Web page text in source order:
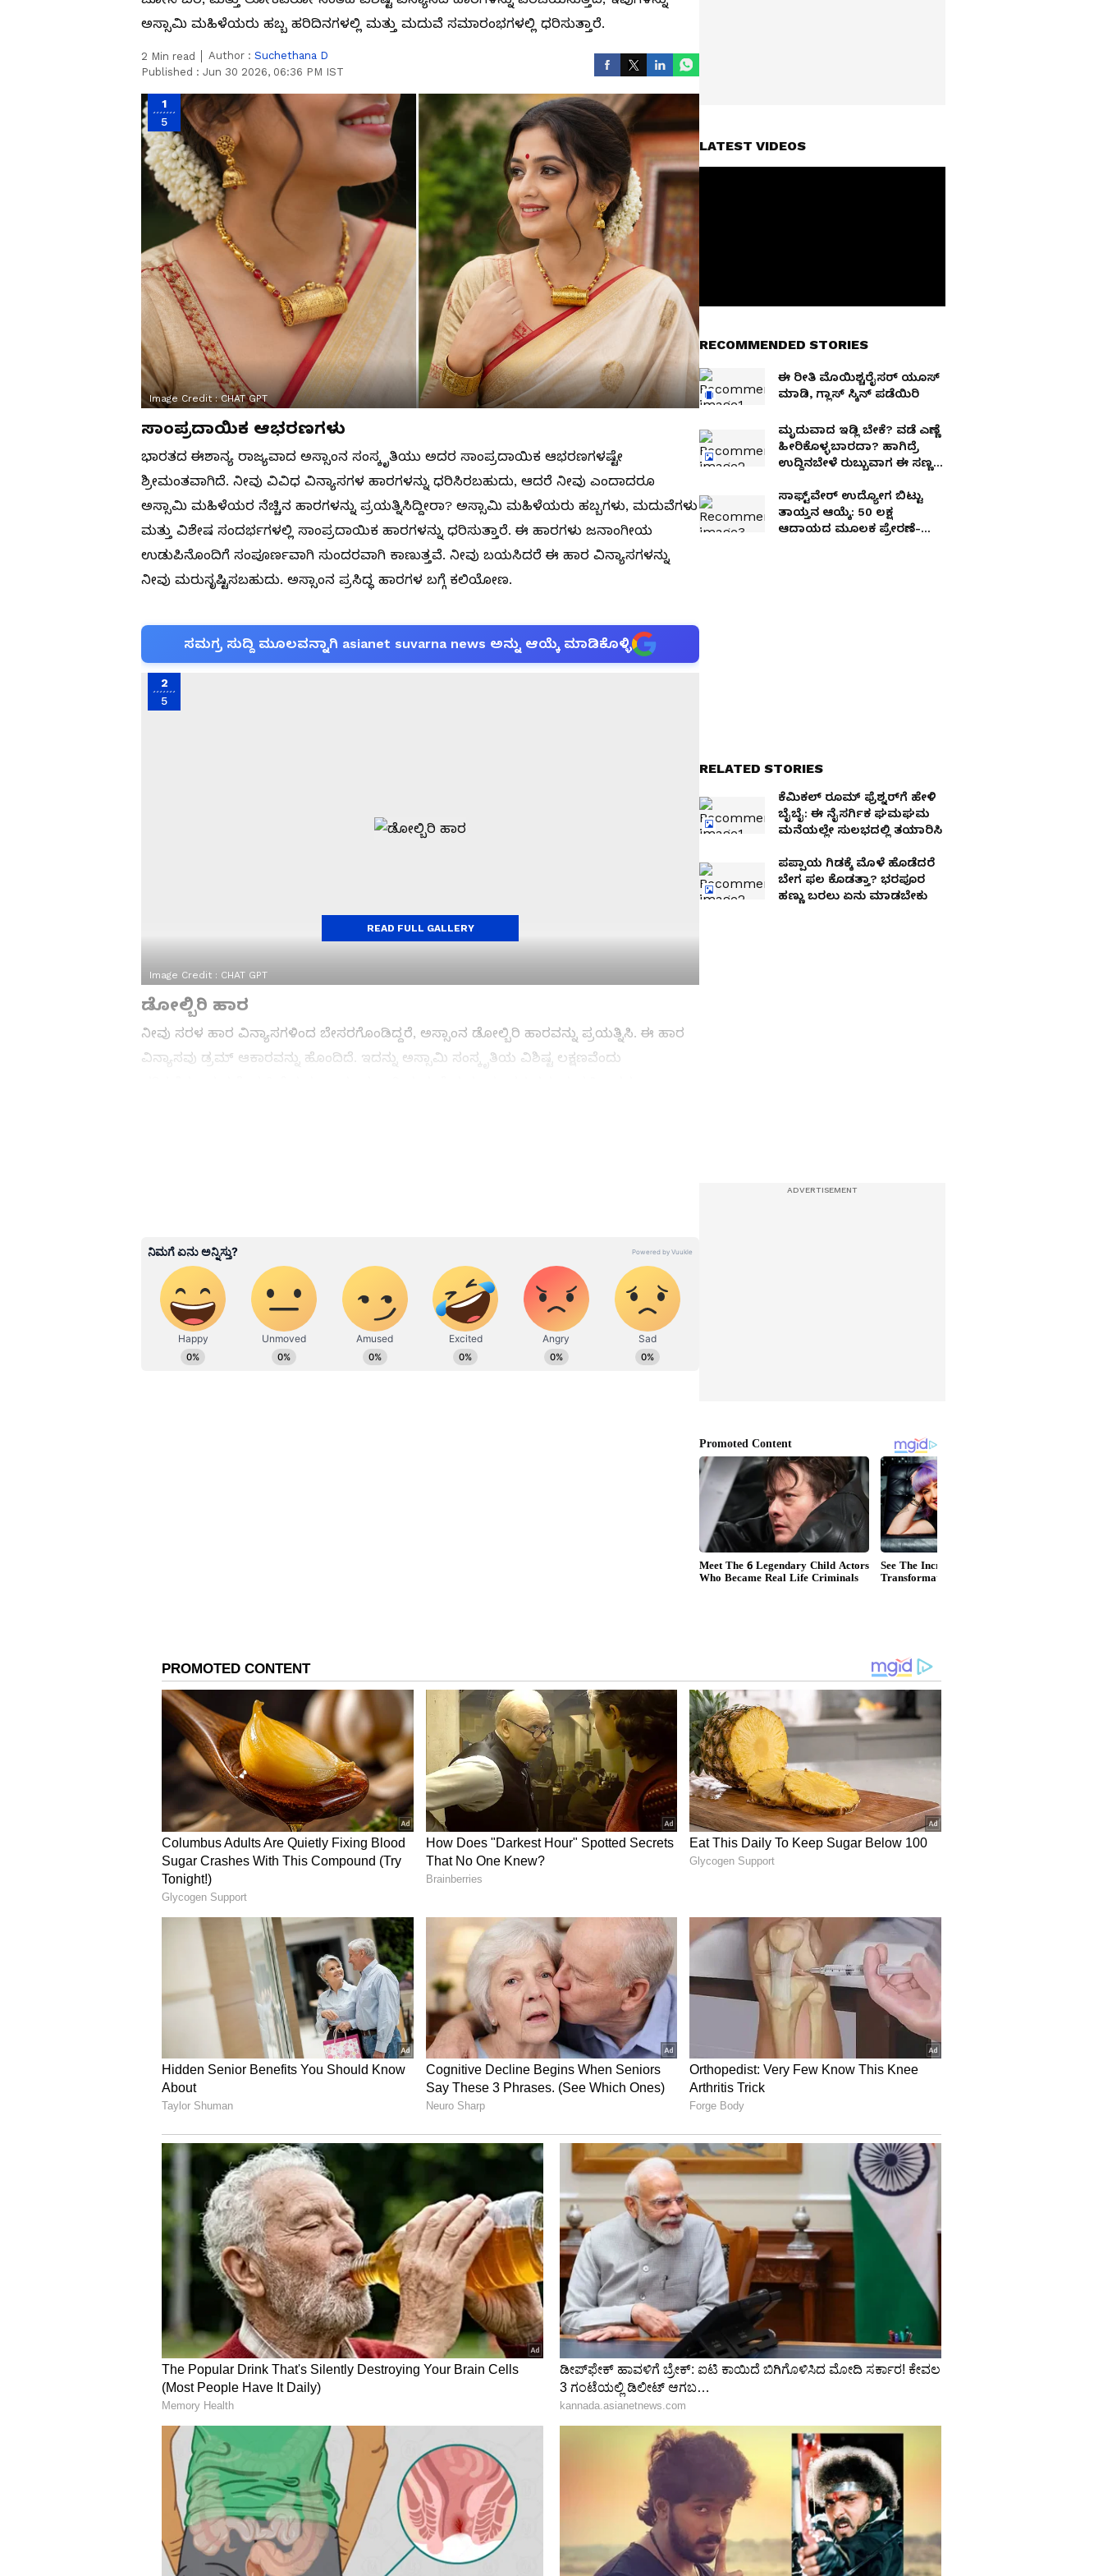
ಅಸ್ಸಾಮಿ ಮಹಿಳೆಯರು ಹಬ್ಬ ಹರಿದಿನಗಳಲ್ಲಿ ಮತ್ತು ಮದುವೆ ಸಮಾರಂಭಗಳಲ್ಲಿ ಧರಿಸುತ್ತಾರೆ.
2 Min read Author : Suchethana D
Published : Jun 30 2026, 06:36 PM IST
1
5
Image Credit :CHAT GPT
ಸಾಂಪ್ರದಾಯಿಕ ಆಭರಣಗಳು
ಭಾರತದ ಈಶಾನ್ಯ ರಾಜ್ಯವಾದ ಅಸ್ಸಾಂನ ಸಂಸ್ಕೃತಿಯು ಅದರ ಸಾಂಪ್ರದಾಯಿಕ ಆಭರಣಗಳಷ್ಟೇ
ಶ್ರೀಮಂತವಾಗಿದೆ. ನೀವು ವಿವಿಧ ವಿನ್ಯಾಸಗಳ ಹಾರಗಳನ್ನು ಧರಿಸಿರಬಹುದು, ಆದರೆ ನೀವು ಎಂದಾದರೂ
ಅಸ್ಸಾಮಿ ಮಹಿಳೆಯರ ನೆಚ್ಚಿನ ಹಾರಗಳನ್ನು ಪ್ರಯತ್ನಿಸಿದ್ದೀರಾ? ಅಸ್ಸಾಮಿ ಮಹಿಳೆಯರು ಹಬ್ಬಗಳು, ಮದುವೆಗಳು
ಮತ್ತು ವಿಶೇಷ ಸಂದರ್ಭಗಳಲ್ಲಿ ಸಾಂಪ್ರದಾಯಿಕ ಹಾರಗಳನ್ನು ಧರಿಸುತ್ತಾರೆ. ಈ ಹಾರಗಳು ಜನಾಂಗೀಯ
ಉಡುಪಿನೊಂದಿಗೆ ಸಂಪೂರ್ಣವಾಗಿ ಸುಂದರವಾಗಿ ಕಾಣುತ್ತವೆ. ನೀವು ಬಯಸಿದರೆ ಈ ಹಾರ ವಿನ್ಯಾಸಗಳನ್ನು
ನೀವು ಮರುಸೃಷ್ಟಿಸಬಹುದು. ಅಸ್ಸಾಂನ ಪ್ರಸಿದ್ಧ ಹಾರಗಳ ಬಗ್ಗೆ ಕಲಿಯೋಣ.
ಸಮಗ್ರ ಸುದ್ದಿ ಮೂಲವನ್ನಾಗಿ asianet suvarna news ಅನ್ನು ಆಯ್ಕೆ ಮಾಡಿಕೊಳ್ಳಿ
2
5
Image Credit : CHAT GPT
ಡೋಲ್ಬಿರಿ ಹಾರ
ನೀವು ಸರಳ ಹಾರ ವಿನ್ಯಾಸಗಳಿಂದ ಬೇಸರಗೊಂಡಿದ್ದರೆ, ಅಸ್ಸಾಂನ ಡೋಲ್ಬಿರಿ ಹಾರವನ್ನು ಪ್ರಯತ್ನಿಸಿ. ಈ ಹಾರ
ವಿನ್ಯಾಸವು ಡ್ರಮ್ ಆಕಾರವನ್ನು ಹೊಂದಿದೆ. ಇದನ್ನು ಅಸ್ಸಾಮಿ ಸಂಸ್ಕೃತಿಯ ವಿಶಿಷ್ಟ ಲಕ್ಷಣವೆಂದು
ಬೈಬೈ: ಈ ನೈಸರ್ಗಿಕ ಘಮಘಮ
ಮನೆಯಲ್ಲೇ ಸುಲಭದಲ್ಲಿ ತಯಾರಿಸಿ
ಹಣ್ಣು ಬರಲು ಏನು ಮಾಡಬೇಕು
Image Credit :INSTAGRAM
ಜೋನ್‌ಬಿರಿ ಹಾರ
ಈ ಹಾರವನ್ನು ಅಸ್ಸಾಂನಲ್ಲಿ ಜನಪ್ರಿಯ ಹಾರವೆಂದು ಪರಿಗಣಿಸಲಾಗಿದೆ. ಇದರ ವಿನ್ಯಾಸ ಅರ್ಧ ಚಂದ್ರ ಅಥವಾ
ಅರ್ಧಚಂದ್ರಾಕೃತಿಯನ್ನು ಹೋಲುತ್ತದೆ. ಚಿನ್ನದಿಂದ ರಚಿಸಲಾದ ಈ ಹಾರವು ಸಾಂಪ್ರದಾಯಿಕ ಮೇಖೇಲಾ-
ಚಾದರ್ ಜೊತೆಗೆ ಅದ್ಭುತವಾಗಿ ಕಾಣುತ್ತದೆ. ಯಾವುದೇ ವಿಶೇಷ ಸಾಂಪ್ರದಾಯಿಕ ಹಬ್ಬಕ್ಕಾಗಿ ಮಾಡಿದ ಈ
ಹಾರವನ್ನು ಸಹ ನೀವು ಪಡೆಯಬಹುದು. ಈ ಹಾರವನ್ನು ಹೆಚ್ಚು ಅಥವಾ ಕಡಿಮೆ ಚಿನ್ನದಿಂದ ಮರುಸೃಷ್ಟಿಸಿ ಮತ್ತು
ಎದ್ದು ಕಾಣುವಂತೆ ಮಾಡಿ.
4
5
Image Credit :INSTAGRAM
ಲೋಕಪರೋ ನೆಕ್ಲೇಸ್
ಅಸ್ಸಾಂನ ಪ್ರಸಿದ್ಧ ಲೋಕಪರೋ ನೆಕ್ಲೇಸ್ ಎರಡು ಪಾರಿವಾಳಗಳ ವಿನ್ಯಾಸವನ್ನು ಹೊಂದಿದೆ. ಮಹಿಳೆಯರು
ಇದನ್ನು ಪ್ರೀತಿ ಮತ್ತು ಅದೃಷ್ಟದ ಸಂಕೇತವೆಂದು ಪರಿಗಣಿಸುತ್ತಾರೆ. ಸಾಂಪ್ರದಾಯಿಕ ಅಸ್ಸಾಮಿ ವಧುಗಳು
ಮದುವೆಗಳ ಸಮಯದಲ್ಲಿ ಈ ನೆಕ್ಲೇಸ್ ಅನ್ನು ಧರಿಸುತ್ತಾರೆ. ಯಾವುದೇ ವಿಶೇಷ ಸಂದರ್ಭಕ್ಕಾಗಿ ನೀವು ಅಂತಹ
ನೆಕ್ಲೇಸ್‌ಗಳನ್ನು ಆನ್‌ಲೈನ್‌ನಲ್ಲಿ ಆರ್ಡರ್ ಮಾಡಬಹುದು. ನೀವು ಎಂದಾದರೂ ಅಸ್ಸಾಂಗೆ ಭೇಟಿ ನೀಡುತ್ತಿದ್ದರೆ,
READ FULL GALLERY
LATEST VIDEOS
RECOMMENDED STORIES
ಈ ರೀತಿ ಮೊಯಿಶ್ಚರೈಸರ್ ಯೂಸ್
ಮಾಡಿ, ಗ್ಲಾಸ್ ಸ್ಕಿನ್ ಪಡೆಯಿರಿ
ಮೃದುವಾದ ಇಡ್ಲಿ ಬೇಕೆ? ವಡೆ ಎಣ್ಣೆ
ಹೀರಿಕೊಳ್ಳಬಾರದಾ? ಹಾಗಿದ್ರೆ
ಉದ್ದಿನಬೇಳೆ ರುಬ್ಬುವಾಗ ಈ ಸಣ್ಣ
ಸಾಫ್ಟ್​ವೇರ್​ ಉದ್ಯೋಗ ಬಿಟ್ಟು
ತಾಯ್ತನ ಆಯ್ಕೆ: 50 ಲಕ್ಷ
ಆದಾಯದ ಮೂಲಕ ಪ್ರೇರಣೆ-
RELATED STORIES
ಕೆಮಿಕಲ್​ ರೂಮ್ ಫ್ರೆಶ್ನರ್​ಗೆ ಹೇಳಿ
ಬೈಬೈ: ಈ ನೈಸರ್ಗಿಕ ಘಮಘಮ
ಮನೆಯಲ್ಲೇ ಸುಲಭದಲ್ಲಿ ತಯಾರಿಸಿ
ಪಪ್ಪಾಯ ಗಿಡಕ್ಕೆ ಮೊಳೆ ಹೊಡೆದರೆ
ಬೇಗ ಫಲ ಕೊಡತ್ತಾ? ಭರಪೂರ
ಹಣ್ಣು ಬರಲು ಏನು ಮಾಡಬೇಕು